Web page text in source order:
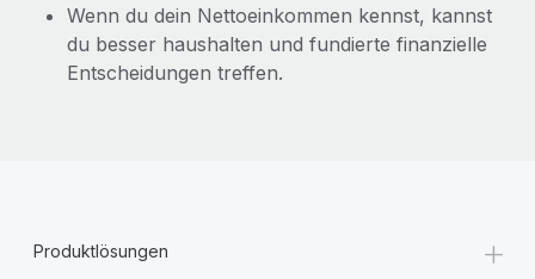
Wenn du dein Nettoeinkommen kennst, kannst
du besser haushalten und fundierte finanzielle
Entscheidungen treffen.
Produktlösungen +